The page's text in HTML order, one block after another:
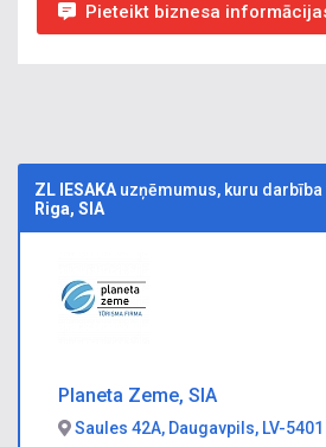
Pieteikt biznesa
ZL IESAKA uzņēmumus, kuru
Riga, SIA
Planeta Zeme, SIA
Saules 42A, Daugavpils, LV-5401